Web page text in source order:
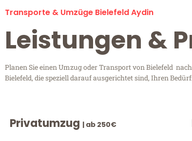
Transporte & Umzüge Bielefeld Aydin
Leistungen &
Planen Sie einen Umzug oder Transport von Bielefeld
Bielefeld, die speziell darauf ausgerichtet sind, Ihren
Privatumzug | ab 250€